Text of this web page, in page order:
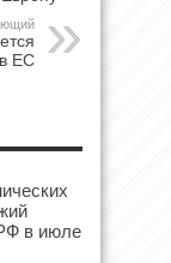
ЕС
в июле